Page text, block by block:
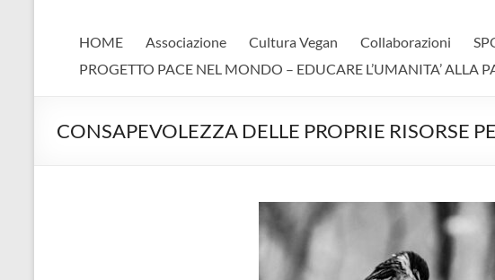
AVA
HOME
Associazione Cultura Vegan Collaborazioni
PROGETTO PACE NEL MONDO – EDUCARE L’UMANITA’ ALLA
CONSAPEVOLEZZA DELLE PROPRIE RISORSE